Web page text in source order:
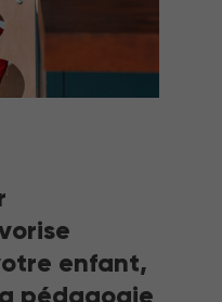
enfant,
pédagogie